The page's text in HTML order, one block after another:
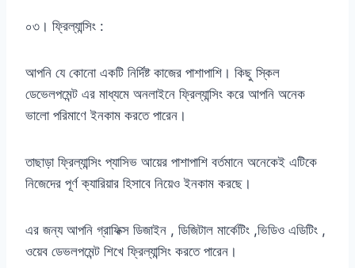
০৩। ফ্রিল্যান্সিং :
আপনি যে কোনো একটি নির্দিষ্ট কাজের পাশাপাশি। কিছু স্কিল
ডেভেলপমেন্ট এর মাধ্যমে অনলাইনে ফ্রিল্যান্সিং করে আপনি অনেক
ভালো পরিমাণে ইনকাম করতে পারেন।
তাছাড়া ফ্রিল্যান্সিং প্যাসিভ আয়ের পাশাপাশি বর্তমানে অনেকেই এটিকে
নিজেদের পূর্ণ ক্যারিয়ার হিসাবে নিয়েও ইনকাম করছে।
এর জন্য আপনি গ্রাফিক্স ডিজাইন , ডিজিটাল মার্কেটিং ,ভিডিও এডিটিং ,
ওয়েব ডেভলপমেন্ট শিখে ফ্রিল্যান্সিং করতে পারেন।